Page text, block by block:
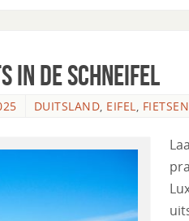
in de Schneifel
DUITSLAND, EIFEL, FIETSEN